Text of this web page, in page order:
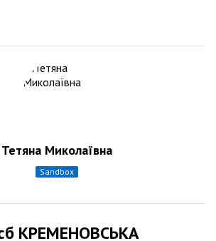
Тетяна Миколаївна
sandbox
КРЕМЕНОВСЬКА